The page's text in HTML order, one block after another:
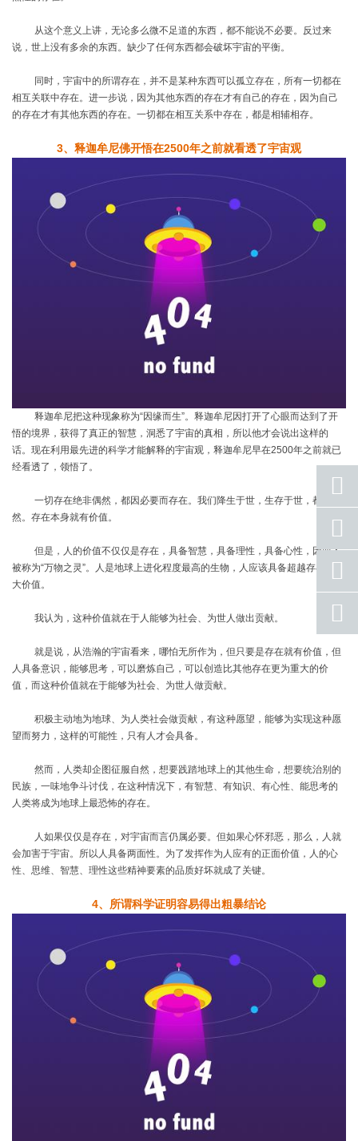
从这个意义上讲，无论多么微不足道的东西，都不能说不必要。反过来
说，世上没有多余的东西。缺少了任何东西都会破坏宇宙的平衡。
同时，宇宙中的所谓存在，并不是某种东西可以孤立存在，所有一切都在
相互关联中存在。进一步说，因为其他东西的存在才有自己的存在，因为自己
的存在才有其他东西的存在。一切都在相互关系中存在，都是相辅相存。
3、 释迦牟尼佛开悟在2500年之前就看透了宇宙观
释迦牟尼把这种现象称为“因缘而生”。释迦牟尼因打开了心眼而达到了开
悟的境界，获得了真正的智慧，洞悉了宇宙的真相，所以他才会说出这样的
话。现在利用最先进的科学才能解释的宇宙观，释迦牟尼早在2500年之前就已
经看透了，领悟了。
一切存在绝非偶然，都因必要而存在。我们降生于世，生存于世，都是必
然。存在本身就有价值。
但是，人的价值不仅仅是存在，具备智慧，具备理性，具备心性，因而人
被称为“万物之灵”。人是地球上进化程度最高的生物，人应该具备超越存在的伟
大价值。
我认为，这种价值就在于人能够为社会、为世人做出贡献。
就是说，从浩瀚的宇宙看来，哪怕无所作为，但只要是存在就有价值，但
人具备意识，能够思考，可以磨炼自己，可以创造比其他存在更为重大的价
值，而这种价值就在于能够为社会、为世人做贡献。
积极主动地为地球、为人类社会做贡献，有这种愿望，能够为实现这种愿
望而努力，这样的可能性，只有人才会具备。
然而，人类却企图征服自然，想要践踏地球上的其他生命，想要统治别的
民族，一味地争斗讨伐，在这种情况下，有智慧、有知识、有心性、能思考的
人类将成为地球上最恐怖的存在。
人如果仅仅是存在，对宇宙而言仍属必要。但如果心怀邪恶，那么，人就
会加害于宇宙。所以人具备两面性。为了发挥作为人应有的正面价值，人的心
性、思维、智慧、理性这些精神要素的品质好坏就成了关键。
4、 所谓科学证明容易得出粗暴结论
座机
号码
手机
号码
qq
联系
返回